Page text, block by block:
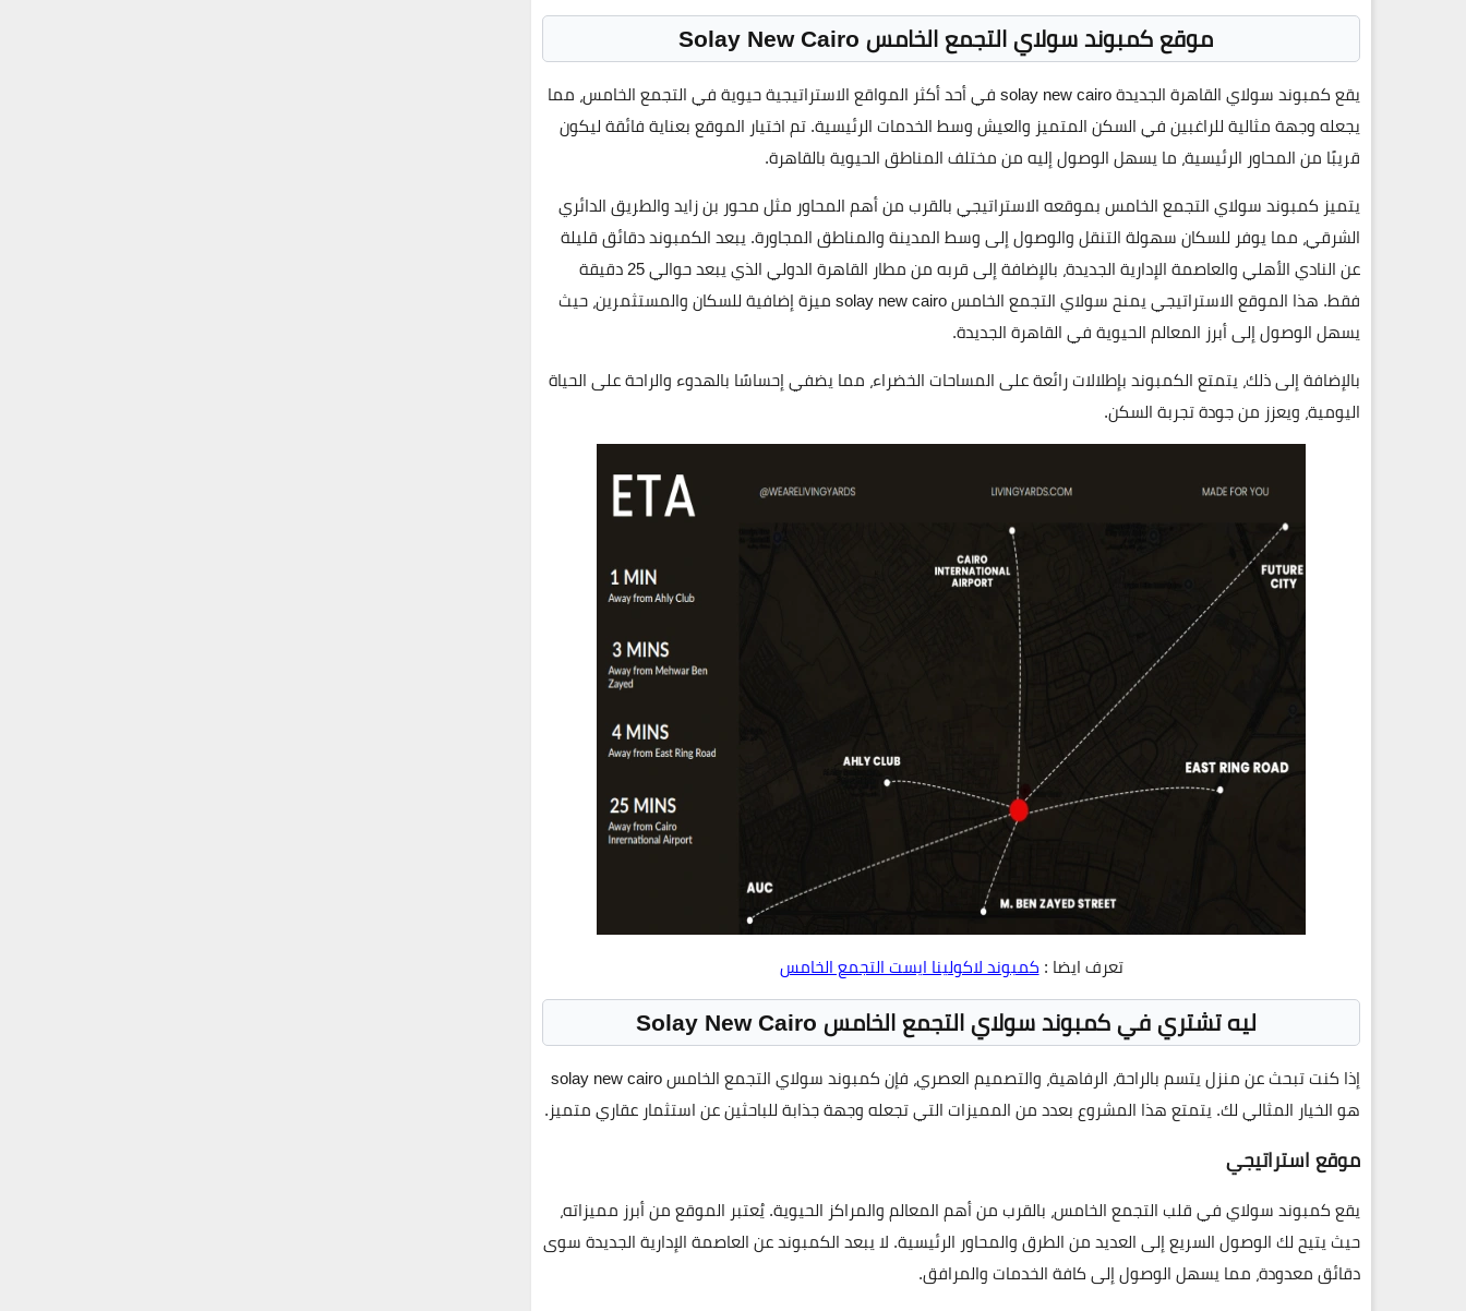
موقع كمبوند سولاي التجمع الخامس Solay New Cairo
يقعكمبوند سولاي القاهرة الجديدة solay new cairo في أحد أكثر المواقع الاستراتيجية حيوية فيالتجمع الخامس، مما
يجعله وجهة مثالية للراغبين في السكن المتميز والعيش وسط الخدمات الرئيسية. تم اختيار الموقع بعناية فائقة ليكون
قريبًا من المحاور الرئيسية، ما يسهل الوصول إليه من مختلف المناطق الحيوية بالقاهرة.
يتميز كمبوند سولاي التجمع الخامس بموقعه الاستراتيجي بالقرب من أهم المحاور مثلمحور بن زايدوالطريق الدائري
الشرقي، مما يوفر للسكان سهولة التنقل والوصول إلى وسط المدينة والمناطق المجاورة. يبعد الكمبوند دقائق قليلة
عنالنادي الأهليوالعاصمة الإدارية الجديدة، بالإضافة إلى قربه منمطار القاهرة الدولي
الذي يبعد حوالي 25 دقيقة
فقط. هذا الموقع الاستراتيجي يمنحسولاي التجمع الخامس solay new cairo
ميزة إضافية للسكان والمستثمرين، حيث
يسهل الوصول إلى أبرز المعالم الحيوية فيالقاهرة الجديدة.
بالإضافة إلى ذلك، يتمتع الكمبوند بإطلالات رائعة على المساحات الخضراء، مما يضفي إحساسًا بالهدوء والراحة على الحياة
اليومية، ويعزز من جودة تجربة السكن.
تعرف ايضا :كمبوند لاكولينا ايست التجمع الخامس
ليه تشتري في كمبوند سولاي التجمع الخامس Solay New Cairo
إذا كنت تبحث عن منزل يتسم بالراحة، الرفاهية، والتصميم العصري، فإنكمبوند سولاي التجمع الخامس solay new cairo
هو الخيار المثالي لك. يتمتع هذا المشروع بعدد من المميزات التي تجعله وجهة جذابة للباحثين عن استثمار عقاري متميز.
موقع استراتيجي
يقع كمبوند سولاي في قلب التجمع الخامس، بالقرب من أهم المعالم والمراكز الحيوية. يُعتبر الموقع من أبرز مميزاته،
حيث يتيح لك الوصول السريع إلى العديد من الطرق والمحاور الرئيسية. لا يبعد الكمبوند عن العاصمة الإدارية الجديدة سوى
دقائق معدودة، مما يسهل الوصول إلى كافة الخدمات والمرافق.